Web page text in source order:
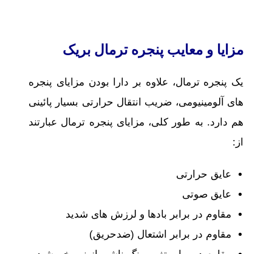
مزایا و معایب پنجره ترمال بریک
یک پنجره ترمال، علاوه بر دارا بودن مزایای پنجره‌
های آلومینیومی، ضریب انتقال حرارتی بسیار پائینی
هم دارد. به ‌طور کلی، مزایای پنجره ترمال عبارتند
از:
عایق حرارتی
عایق صوتی
مقاوم در برابر بادها و لرزش ‌های شدید
مقاوم در برابر اشتعال (ضدحریق)